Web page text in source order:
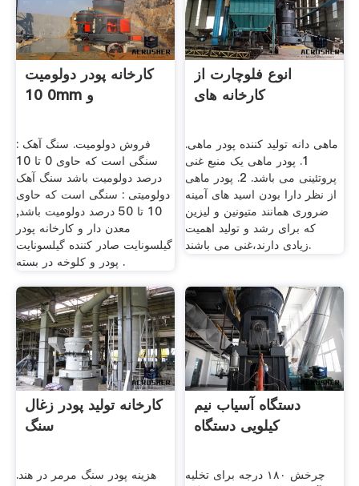
کارخانه پودر دولومیت
0 10mm و
فروش دولومیت. سنگ آهک :
سنگی است که حاوی 0 تا 10
درصد دولومیت باشد سنگ آهک
دولومیتی : سنگی است که حاوی
10 تا 50 درصد دولومیت باشد,
معدن دار و کارخانه پودر
گیلسونایت صادر کننده گیلسونایت
پودر و کلوخه در بسته .
انوع فلوچارت از
کارخانه های
ماهی دانه تولید کننده پودر ماهی.
1. پودر ماهی یک منبع غنی
پروتئینی می باشد. 2. پودر ماهی
از نظر دارا بودن اسید های آمینه
ضروری همانند متیونین و لیزین
که برای رشد و تولید اهمیت
زیادی دارند،غنی می باشند.
کارخانه تولید پودر زغال
سنگ
هزینه پودر سنگ مرمر در هند.
دستگاه آسیاب نیم
کیلویی دستگاه
چرخش ۱۸۰ درجه برای تخلیه